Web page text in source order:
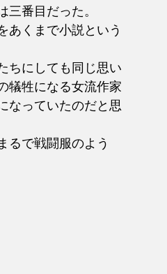
番目だった。
あくまで小説という
ちにしても同じ思い
犠牲になる女流作家
なっていたのだと思
るで戦闘服のよう